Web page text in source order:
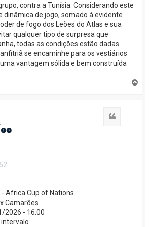
contra a Tunísia. Considerando este
dinâmica de jogo, somado à evidente
de fogo dos Leões do Atlas e sua
qualquer tipo de surpresa que
todas as condições estão dadas
se encaminhe para os vestiários
vantagem sólida e bem construída
Africa Cup of Nations
Camarões
2026 - 16:00